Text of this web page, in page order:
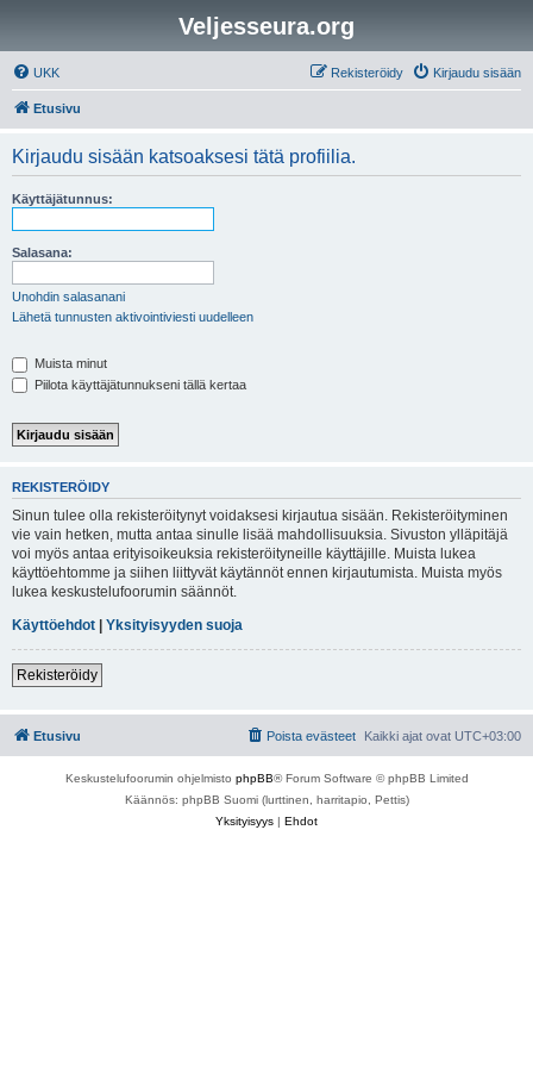
Veljesseura.org
UKK Kirjaudu sisään
Rekisteröidy
Etusivu
Kirjaudu sisään katsoaksesi tätä profiilia.
Käyttäjätunnus:
Salasana:
Unohdin salasanani
Lähetä tunnusten aktivointiviesti uudelleen
Muista minut
Piilota käyttäjätunnukseni tällä kertaa
REKISTERÖIDY
Sinun tulee olla rekisteröitynyt voidaksesi kirjautua sisään. Rekisteröityminen
vie vain hetken, mutta antaa sinulle lisää mahdollisuuksia. Sivuston ylläpitäjä
voi myös antaa erityisoikeuksia rekisteröityneille käyttäjille. Muista lukea
käyttöehtomme ja siihen liittyvät käytännöt ennen kirjautumista. Muista myös
lukea keskustelufoorumin säännöt.
Käyttöehdot | Yksityisyyden suoja
Rekisteröidy
Etusivu Kaikki ajat ovat UTC+03:00
Poista evästeet
Keskustelufoorumin ohjelmisto phpBB® Forum Software © phpBB Limited
Käännös: phpBB Suomi (lurttinen, harritapio, Pettis)
Yksityisyys | Ehdot